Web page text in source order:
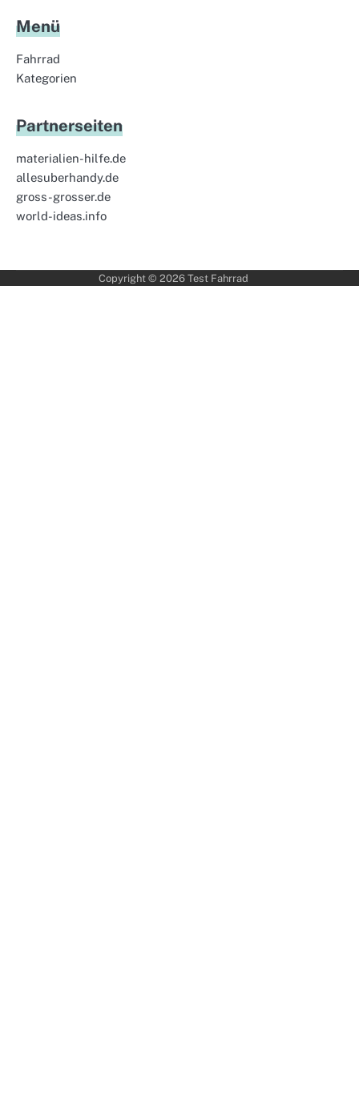
Menü
Fahrrad
Kategorien
Partnerseiten
materialien-hilfe.de
allesuberhandy.de
gross-grosser.de
world-ideas.info
Copyright © 2026 Test Fahrrad